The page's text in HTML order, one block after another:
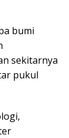
bumi
sekitarnya
pukul